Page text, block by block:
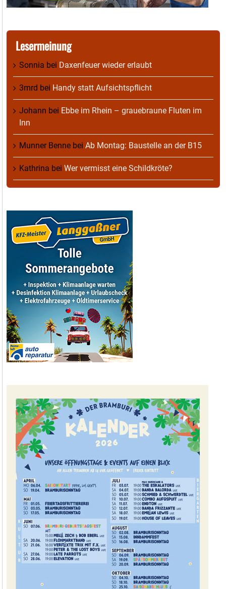
Lesermeinung
Sonnia bei Daxenfeuer wieder erlaubt
3mrd bei Handy statt Aufsichtspflicht
Johann bei Ebbe im Rhein – grauebraune Fluten im
Inn
Munner Benne bei Ab Montag: Baustelle an der B15
Kathrina bei Wer vermisst eine Schildkröte?